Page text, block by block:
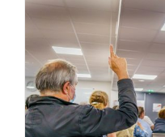
Débats,